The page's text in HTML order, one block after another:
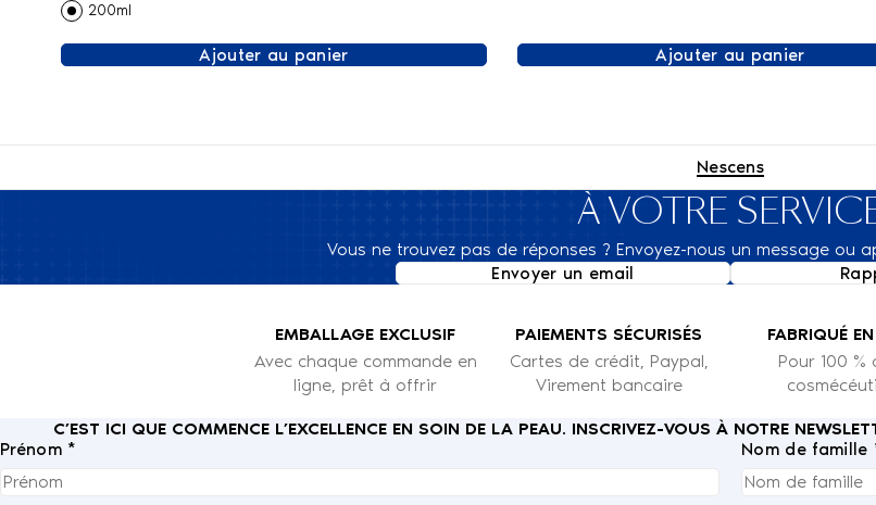
200ml
Ajouter au panier Ajouter au panier
Nescens
À VOTRE
Vous ne trouvez pas de réponses ? Envoyez-nous un message ou
Envoyer un email
EMBALLAGE EXCLUSIF
Avec chaque commande en
ligne, prêt à offrir
PAIEMENTS SÉCURISÉS
Cartes de crédit, Paypal,
Virement bancaire
FABRIQUÉ
Pour 100 %
C’EST ICI QUE COMMENCE L’EXCELLENCE EN SOIN DE LA PEAU. INSCRIVEZ-VOUS À NOTRE
Prénom *
Nom de famille